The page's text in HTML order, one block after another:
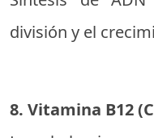
división y el
8. Vitamina B12